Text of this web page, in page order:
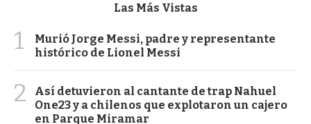
Las Más Vistas
1
Murió Jorge Messi, padre y representante
histórico de Lionel Messi
2
Así detuvieron al cantante de trap Nahuel
One23 y a chilenos que explotaron un cajero
en Parque Miramar